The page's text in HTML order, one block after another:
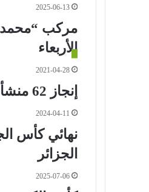
2025-06-13
مركب “محمد
الأربعاء
2021-04-28
إنجاز 62 منشأة رياضية جديدة واستلام مرتقب لـ67 أخرى
2024-04-11
الجزائر
2025-07-06